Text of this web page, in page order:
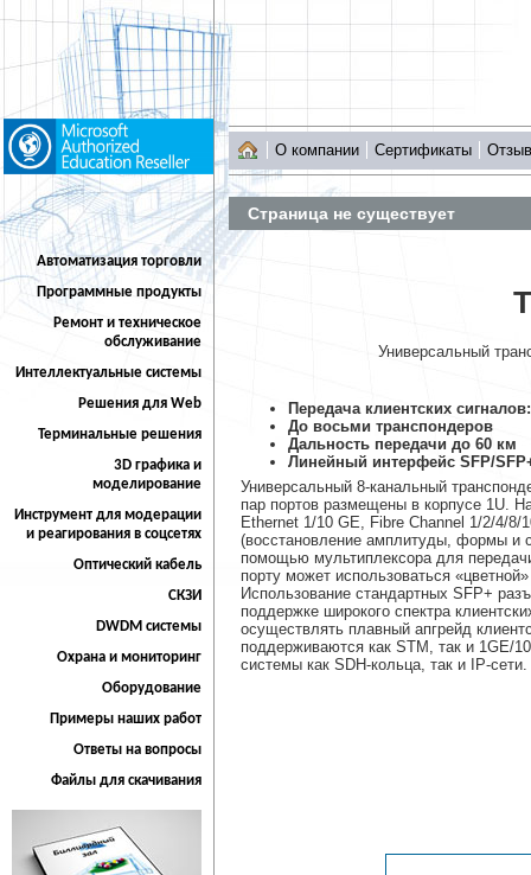
Автоматизация торговли
Программные продукты
Ремонт и техническое
обслуживание
Интеллектуальные системы
Решения для Web
Терминальные решения
3D графика и
моделирование
Инструмент для модерации
и реагирования в соцсетях
Оптический кабель
СКЗИ
DWDM системы
Охрана и мониторинг
Оборудование
Примеры наших работ
Ответы на вопросы
Файлы для скачивания
О компании Сертификаты
Страница не существует
Универсальный
Передача клиентских
До восьми транспондеров
Дальность передачи до 60 км
Линейный интерфейс SFP/
Универсальный 8-канальный
пар портов размещены в корпусе 1U.
Ethernet 1/10 GE, Fibre Channel 1/2/4/8/
(восстановление амплитуды, формы и
помощью мультиплексора для
порту может использоваться
Использование стандартных SFP+
поддержке широкого спектра
осуществлять плавный апгрейд
поддерживаются как STM, так и 1GE/
системы как SDH-кольца, так и IP-сети.